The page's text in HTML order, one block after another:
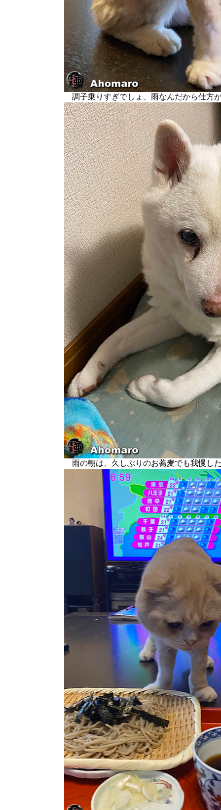
調子乗りすぎでしょ、雨なんだから仕方
雨の朝は、久しぶりのお蕎麦でも我慢し